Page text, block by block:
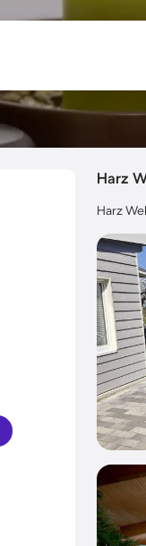
Harz
Harz